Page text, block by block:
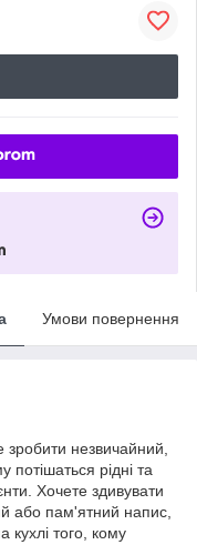
Умови повернення
зробити незвичайний,
рідні та
Хочете здивувати
або пам'ятний напис,
кухлі того, кому